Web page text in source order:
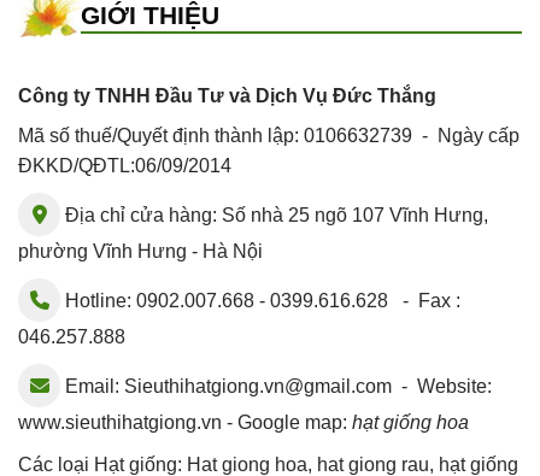
GIỚI THIỆU
Công ty TNHH Đầu Tư và Dịch Vụ Đức Thắng
Mã số thuế/Quyết định thành lập: 0106632739 - Ngày cấp
ĐKKD/QĐTL:06/09/2014
Địa chỉ cửa hàng: Số nhà 25 ngõ 107 Vĩnh Hưng,
phường Vĩnh Hưng - Hà Nội
Hotline: 0902.007.668 - 0399.616.628 - Fax :
046.257.888
Email: Sieuthihatgiong.vn@gmail.com - Website:
www.sieuthihatgiong.vn - Google map: hạt giống hoa
Các loại Hạt giống: Hat giong hoa, hat giong rau, hạt giống